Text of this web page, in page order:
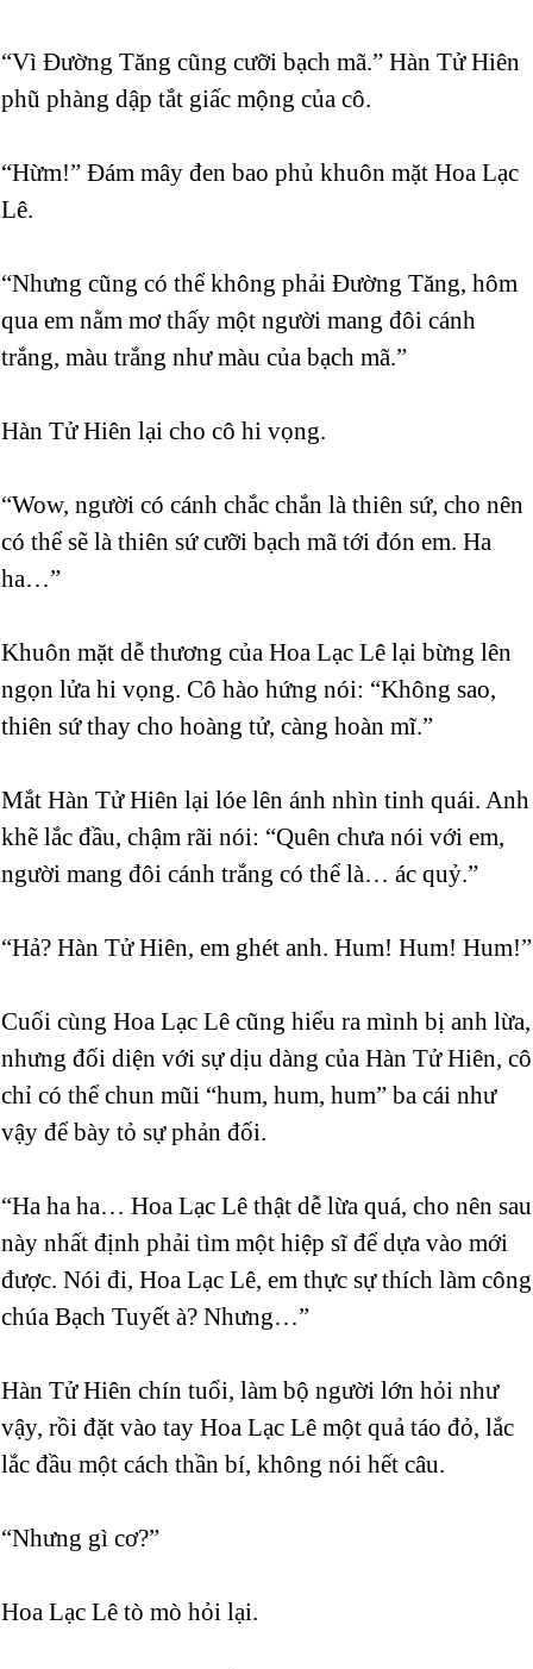
“Vì Đường Tăng cũng cưỡi bạch mã.” Hàn Tử Hiên
phũ phàng dập tắt giấc mộng của cô.
“Hừm!” Đám mây đen bao phủ khuôn mặt Hoa Lạc
Lê.
“Nhưng cũng có thể không phải Đường Tăng, hôm
qua em nằm mơ thấy một người mang đôi cánh
trắng, màu trắng như màu của bạch mã.”
Hàn Tử Hiên lại cho cô hi vọng.
“Wow, người có cánh chắc chắn là thiên sứ, cho nên
có thể sẽ là thiên sứ cưỡi bạch mã tới đón em. Ha
ha…”
Khuôn mặt dễ thương của Hoa Lạc Lê lại bừng lên
ngọn lửa hi vọng. Cô hào hứng nói: “Không sao,
thiên sứ thay cho hoàng tử, càng hoàn mĩ.”
Mắt Hàn Tử Hiên lại lóe lên ánh nhìn tinh quái. Anh
khẽ lắc đầu, chậm rãi nói: “Quên chưa nói với em,
người mang đôi cánh trắng có thể là… ác quỷ.”
“Hả? Hàn Tử Hiên, em ghét anh. Hum! Hum! Hum!”
Cuối cùng Hoa Lạc Lê cũng hiểu ra mình bị anh lừa,
nhưng đối diện với sự dịu dàng của Hàn Tử Hiên, cô
chỉ có thể chun mũi “hum, hum, hum” ba cái như
vậy để bày tỏ sự phản đối.
“Ha ha ha… Hoa Lạc Lê thật dễ lừa quá, cho nên sau
này nhất định phải tìm một hiệp sĩ để dựa vào mới
được. Nói đi, Hoa Lạc Lê, em thực sự thích làm công
chúa Bạch Tuyết à? Nhưng…”
Hàn Tử Hiên chín tuổi, làm bộ người lớn hỏi như
vậy, rồi đặt vào tay Hoa Lạc Lê một quả táo đỏ, lắc
lắc đầu một cách thần bí, không nói hết câu.
“Nhưng gì cơ?”
Hoa Lạc Lê tò mò hỏi lại.